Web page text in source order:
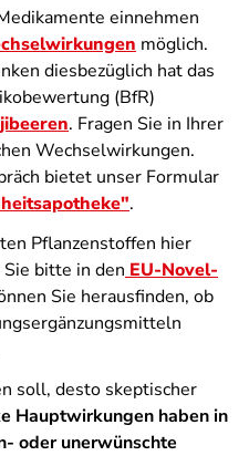
einnehmen
möglich.
diesbezüglich hat das
(BfR)
. Fragen Sie in Ihrer
Wechselwirkungen.
bietet unser Formular
".
Pflanzenstoffen hier
bitte in den EU-Novel-
Sie herausfinden, ob
soll, desto skeptischer
Hauptwirkungen haben in
oder unerwünschte